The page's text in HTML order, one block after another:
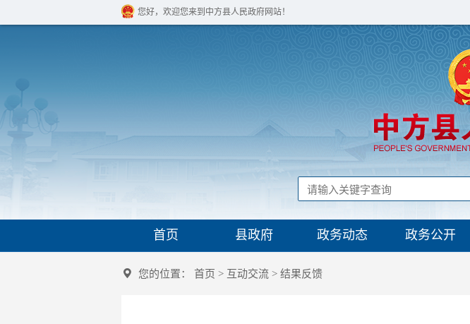
您好，欢迎您来到中方县人民政府网站！
首页 县政府 政务动态 政务公开
您的位置： 首页 > 互动交流 > 结果反馈